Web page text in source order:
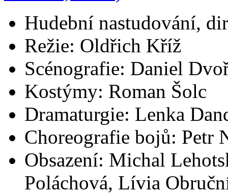
Hudební nastudování,
Režie: Oldřich Kříž
Scénografie: Daniel
Kostýmy: Roman Šolc
Dramaturgie: Lenka
Choreografie bojů: Petr
Obsazení: Michal
Poláchová, Lívia